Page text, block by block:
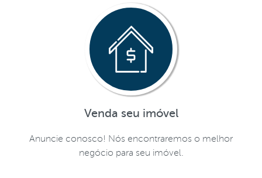
Venda seu imóvel
Anuncie conosco! Nós encontraremos o melhor
negócio para seu imóvel.